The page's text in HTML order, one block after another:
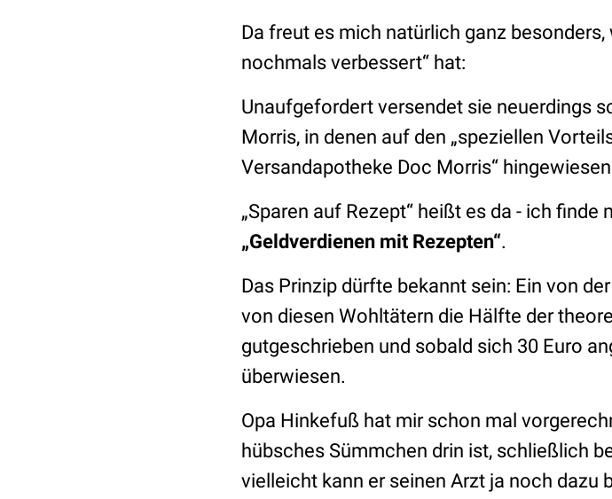
Da freut es mich natürlich ganz
nochmals verbessert“ hat:
Unaufgefordert versendet sie neuerdings
Morris, in denen auf den „speziellen
Versandapotheke Doc Morris“
„Sparen auf Rezept“ heißt es da - ich
„Geldverdienen mit Rezepten“.
Das Prinzip dürfte bekannt sein: Ein von
von diesen Wohltätern die Hälfte der
gutgeschrieben und sobald sich 30 Euro
überwiesen.
Opa Hinkefuß hat mir schon mal
hübsches Sümmchen drin ist, schließlich
vielleicht kann er seinen Arzt ja noch dazu